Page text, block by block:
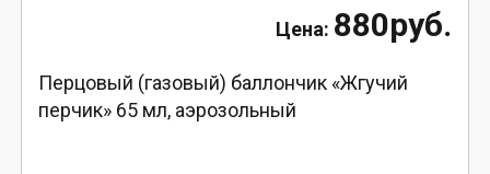
880руб.
Перцовый (газовый) баллончик «Жгучий
перчик» 65 мл, аэрозольный